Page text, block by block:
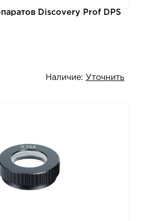
Discovery Prof DPS
Наличие: Уточнить